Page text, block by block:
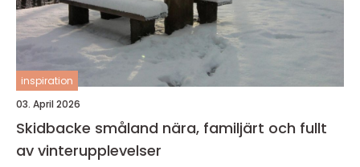
inspiration
03. April 2026
Skidbacke småland nära, familjärt och fullt
av vinterupplevelser